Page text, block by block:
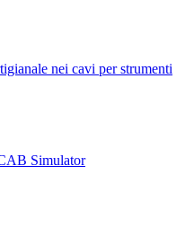
nei cavi per strumenti
Speaker CAB Simulator